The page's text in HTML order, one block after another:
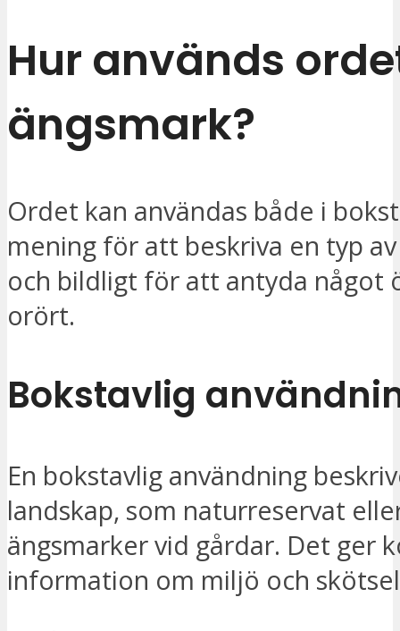
Hur används
ängsmark?
Ordet kan användas både i
mening för att beskriva en typ
och bildligt för att antyda något
orört.
Bokstavlig
En bokstavlig användning
landskap, som naturreservat
ängsmarker vid gårdar. Det ger
information om miljö och